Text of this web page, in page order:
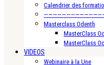
Calendrier des
Masterclass Odenth
MasterClass
MasterClass
VIDEOS
Webinaire à la Une